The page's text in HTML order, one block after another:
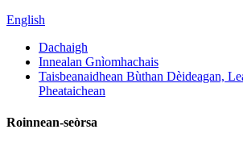
English
Dachaigh
Innealan Gnìomhachais
Taisbeanaidhean Bùthan Dèideagan,
Pheataichean
Roinnean-seòrsa